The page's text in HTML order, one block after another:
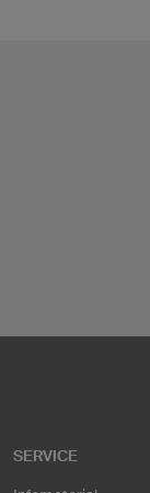
SERVICE